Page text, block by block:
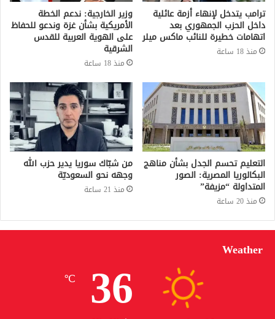
ترامب يتدخل لإنهاء أزمة عائلية
داخل الحزب الجمهوري بعد
اتهامات خطيرة للنائب ماكس ميلر
منذ 18 ساعة
وزير الخارجية: ندعم الخطة
الأمريكية بشأن غزة وندعو للحفاظ
على الهوية العربية للقدس
الشرقية
منذ 18 ساعة
التعليم تحسم الجدل بشأن مناهج
البكالوريا المصرية: الصور
المتداولة “مزيفة”
منذ 20 ساعة
من شبّاك سوريا يدير حزب الله
وجهه نحو السعوديّة
منذ 21 ساعة
Weather
36
℃